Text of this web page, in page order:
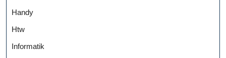
Handy
Htw
Informatik